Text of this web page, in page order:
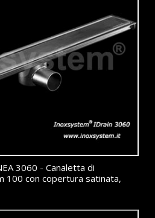
3060 - Canaletta di
100 con copertura satinata,